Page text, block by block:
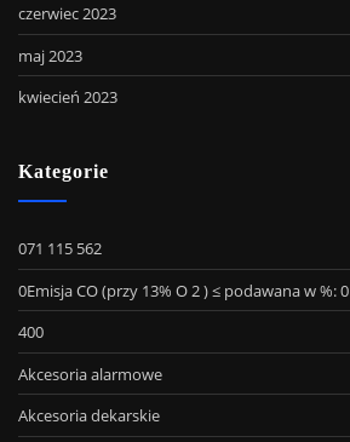
czerwiec 2023
maj 2023
kwiecień 2023
Kategorie
071 115 562
0Emisja CO (przy 13% O 2 ) ≤ podawana w %: 0
400
Akcesoria alarmowe
Akcesoria dekarskie